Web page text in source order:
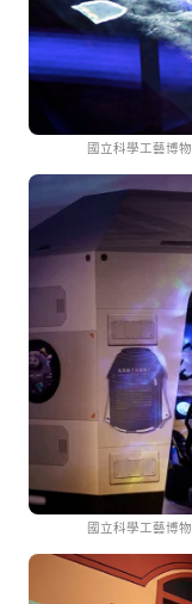
國立科學工藝
國立科學工藝